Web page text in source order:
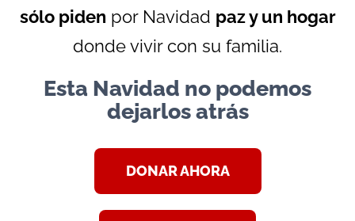
sólo piden por Navidad paz y un hogar
donde vivir con su familia.
Esta Navidad no podemos
dejarlos atrás
DONAR AHORA